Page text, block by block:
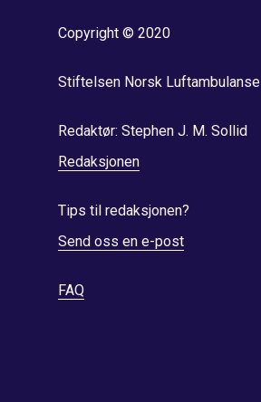
Copyright © 2020
Stiftelsen Norsk Luftambulanse
Redaktør: Stephen J. M. Sollid
Redaksjonen
Tips til redaksjonen?
Send oss en e-post
FAQ